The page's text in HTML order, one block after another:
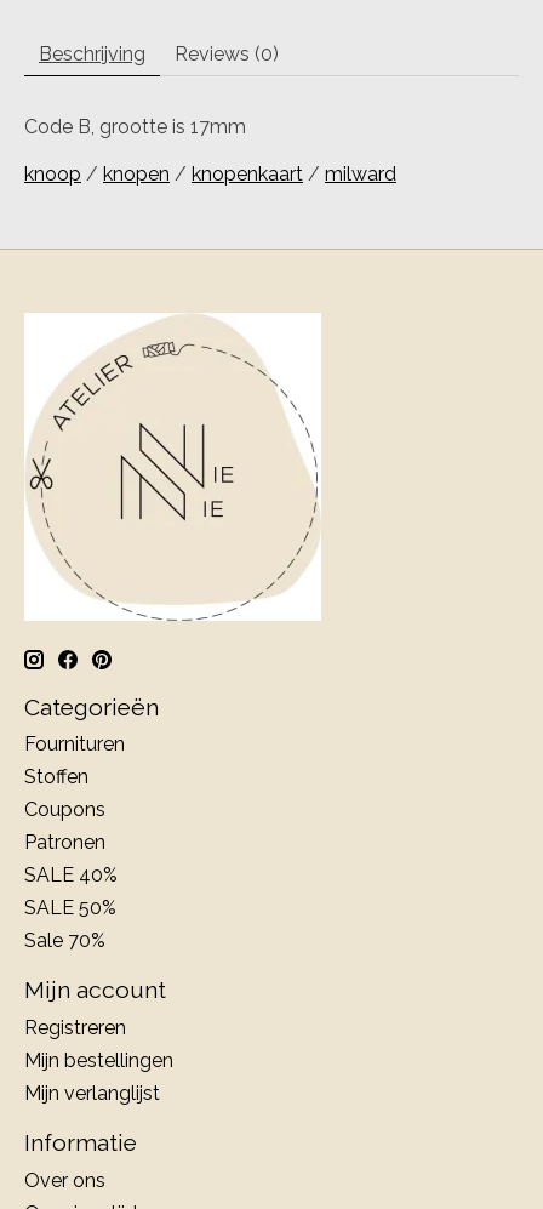
Beschrijving Reviews (0)
Code B, grootte is 17mm
knoop / knopen / knopenkaart / milward
Categorieën
Fournituren
Stoffen
Coupons
Patronen
SALE 40%
SALE 50%
Sale 70%
Mijn account
Registreren
Mijn bestellingen
Mijn verlanglijst
Informatie
Over ons